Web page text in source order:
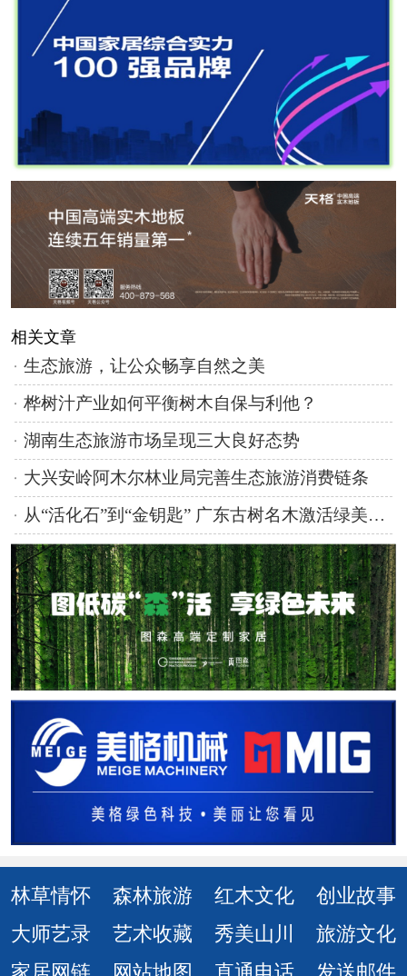
相关文章
生态旅游，让公众畅享自然之美
桦树汁产业如何平衡树木自保与利他？
湖南生态旅游市场呈现三大良好态势
大兴安岭阿木尔林业局完善生态旅游消费链条
从“活化石”到“金钥匙” 广东古树名木激活绿美经济
林草情怀 森林旅游 红木文化
创业故事
大师艺录
艺术收藏 秀美山川
旅游文化